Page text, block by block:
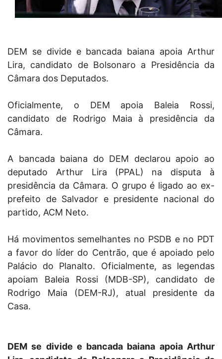
DEM se divide e bancada baiana apoia Arthur
Lira, candidato de Bolsonaro a Presidência da
Câmara dos Deputados.
Oficialmente, o DEM apoia Baleia Rossi,
candidato de Rodrigo Maia à presidência da
Câmara.
A bancada baiana do DEM declarou apoio ao
deputado Arthur Lira (PPAL) na disputa à
presidência da Câmara. O grupo é ligado ao ex-
prefeito de Salvador e presidente nacional do
partido, ACM Neto.
Há movimentos semelhantes no PSDB e no PDT
a favor do líder do Centrão, que é apoiado pelo
Palácio do Planalto. Oficialmente, as legendas
apoiam Baleia Rossi (MDB-SP), candidato de
Rodrigo Maia (DEM-RJ), atual presidente da
Casa.
DEM se divide e bancada baiana apoia Arthur